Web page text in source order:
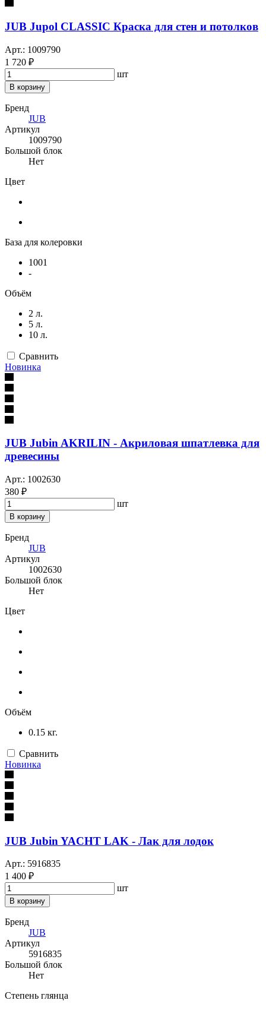
JUB Jupol CLASSIC Краска для стен и потолков
Арт.: 1009790
1 720 ₽
шт
В корзину
Бренд
JUB
Артикул
1009790
Большой блок
Нет
Цвет
База для колеровки
1001
-
Объём
2 л.
5 л.
10 л.
Сравнить
Новинка
JUB Jubin AKRILIN - Акриловая шпатлевка для
древесины
Арт.: 1002630
380 ₽
шт
В корзину
Бренд
JUB
Артикул
1002630
Большой блок
Нет
Цвет
Объём
0.15 кг.
Сравнить
Новинка
JUB Jubin YACHT LAK - Лак для лодок
Арт.: 5916835
1 400 ₽
шт
В корзину
Бренд
JUB
Артикул
5916835
Большой блок
Нет
Степень глянца